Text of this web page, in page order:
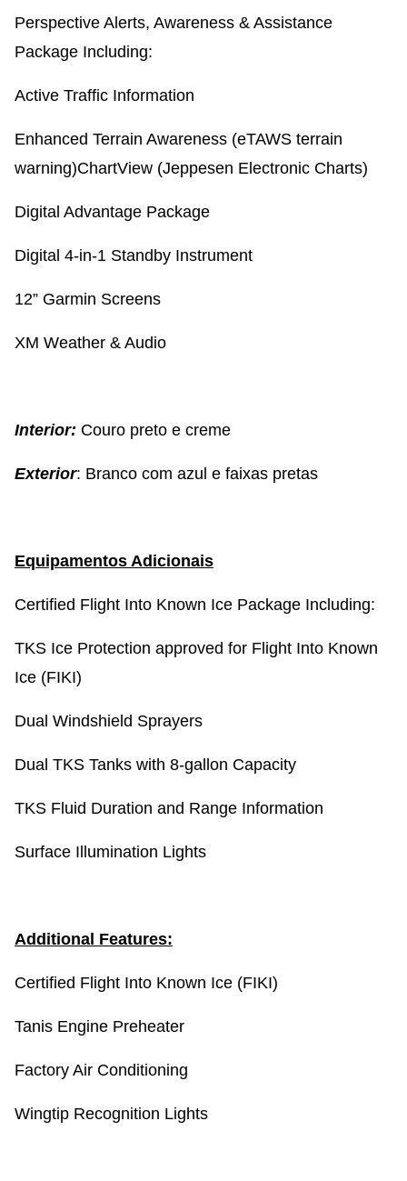
Perspective Alerts, Awareness & Assistance
Package Including:
Active Traffic Information
Enhanced Terrain Awareness (eTAWS terrain
warning)ChartView (Jeppesen Electronic Charts)
Digital Advantage Package
Digital 4-in-1 Standby Instrument
12” Garmin Screens
XM Weather & Audio
Interior: Couro preto e creme
Exterior: Branco com azul e faixas pretas
Equipamentos Adicionais
Certified Flight Into Known Ice Package Including:
TKS Ice Protection approved for Flight Into Known
Ice (FIKI)
Dual Windshield Sprayers
Dual TKS Tanks with 8-gallon Capacity
TKS Fluid Duration and Range Information
Surface Illumination Lights
Additional Features:
Certified Flight Into Known Ice (FIKI)
Tanis Engine Preheater
Factory Air Conditioning
Wingtip Recognition Lights